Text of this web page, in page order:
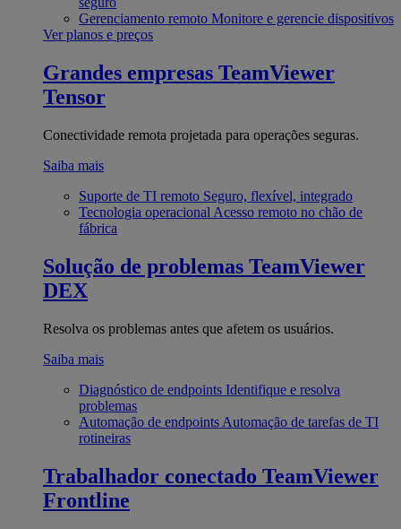
Gerenciamento remoto Monitore e gerencie dispositivos
Ver planos e preços
Grandes empresas TeamViewer
Tensor
Conectividade remota projetada para operações seguras.
Saiba mais
Suporte de TI remoto Seguro, flexível, integrado
Tecnologia operacional Acesso remoto no chão de
fábrica
Solução de problemas TeamViewer
DEX
Resolva os problemas antes que afetem os usuários.
Saiba mais
Diagnóstico de endpoints Identifique e resolva
problemas
Automação de endpoints Automação de tarefas de TI
rotineiras
Trabalhador conectado TeamViewer
Frontline